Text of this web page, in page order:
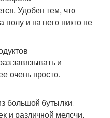
Удобен тем, что
полу и на него никто не
завязывать и
очень просто.
большой бутылки,
и различной мелочи.